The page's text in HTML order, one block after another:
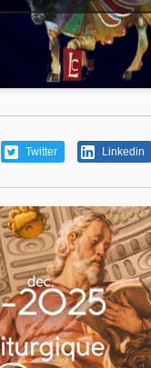
Twitter Linkedin